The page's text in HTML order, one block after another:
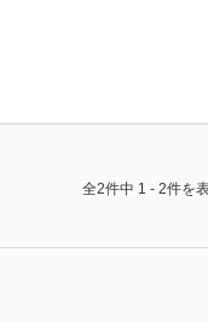
全2件中 1 - 2件を